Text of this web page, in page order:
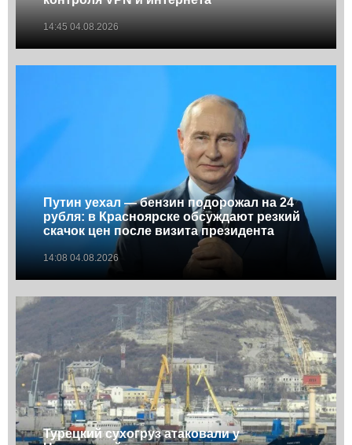
14:45 04.08.2026
Путин уехал — бензин подорожал на 24
рубля: в Красноярске обсуждают резкий
скачок цен после визита президента
14:08 04.08.2026
Турецкий сухогруз атаковали у